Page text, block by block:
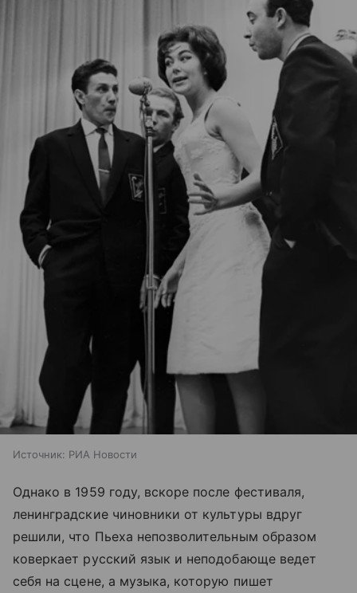
Источник: РИА Новости
Однако в 1959 году, вскоре после фестиваля,
ленинградские чиновники от культуры вдруг
решили, что Пьеха непозволительным образом
коверкает русский язык и неподобающе ведет
себя на сцене, а музыка, которую пишет